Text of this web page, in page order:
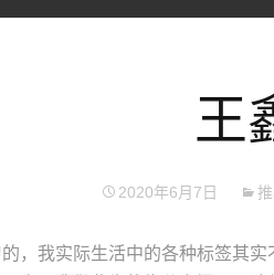
王
2020年6月7日
，我实际生活中的各种标签其